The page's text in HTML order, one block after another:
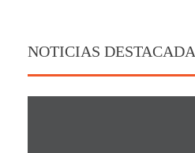
NOTICIAS